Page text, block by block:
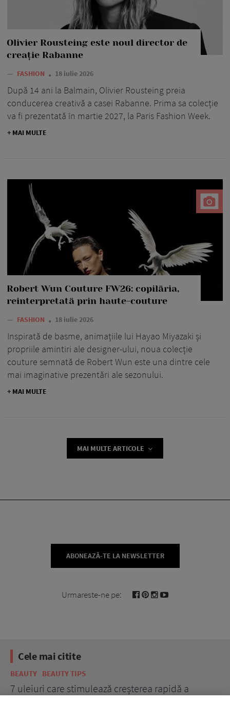
Olivier Rousteing este noul director de
creație Rabanne
— FASHION 18 iulie 2026
După 14 ani la Balmain, Olivier Rousteing preia
conducerea creativă a casei Rabanne. Prima sa colecție
va fi prezentată în martie 2027, la Paris Fashion Week.
+ MAI MULTE
Robert Wun Couture FW26: copilăria,
reinterpretată prin haute-couture
— FASHION 18 iulie 2026
Inspirată de basme, animațiile lui Hayao Miyazaki și
propriile amintiri ale designer-ului, noua colecție
couture semnată de Robert Wun este una dintre cele
mai imaginative prezentări ale sezonului.
+ MAI MULTE
MAI MULTE ARTICOLE
ABONEAZĂ-TE LA NEWSLETTER
Urmareste-ne pe:
Cele mai citite
BEAUTY BEAUTY TIPS
7 uleiuri care stimulează creșterea rapidă a